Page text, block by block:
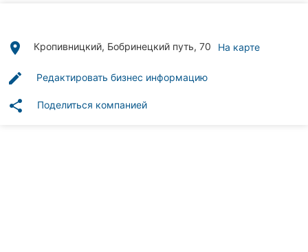
рубрики
place Кропивницкий, Бобринецкий путь, 70 На карте
edit Редактировать бизнес информацию
share Поделиться компанией